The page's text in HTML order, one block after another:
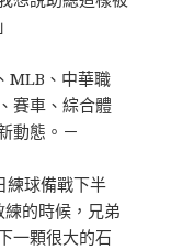
MLB、中華職
賽車、綜合體
動態。－
練球備戰下半
的時候，兄弟
一顆很大的石